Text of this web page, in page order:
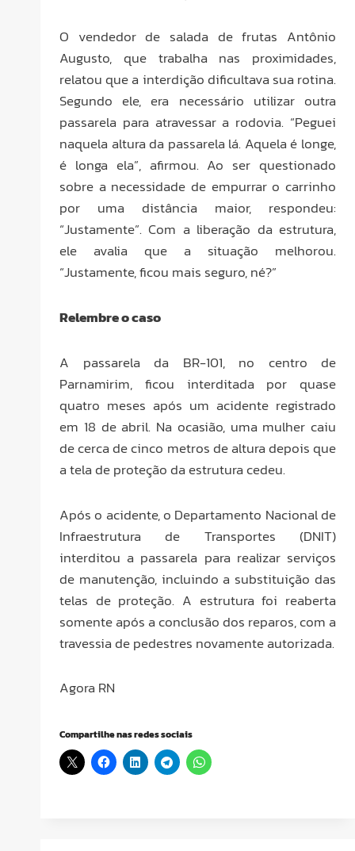
O vendedor de salada de frutas Antônio
Augusto, que trabalha nas proximidades,
relatou que a interdição dificultava sua rotina.
Segundo ele, era necessário utilizar outra
passarela para atravessar a rodovia. “Peguei
naquela altura da passarela lá. Aquela é longe,
é longa ela”, afirmou. Ao ser questionado
sobre a necessidade de empurrar o carrinho
por uma distância maior, respondeu:
“Justamente”. Com a liberação da estrutura,
ele avalia que a situação melhorou.
“Justamente, ficou mais seguro, né?”
Relembre o caso
A passarela da BR-101, no centro de
Parnamirim, ficou interditada por quase
quatro meses após um acidente registrado
em 18 de abril. Na ocasião, uma mulher caiu
de cerca de cinco metros de altura depois que
a tela de proteção da estrutura cedeu.
Após o acidente, o Departamento Nacional de
Infraestrutura de Transportes (DNIT)
interditou a passarela para realizar serviços
de manutenção, incluindo a substituição das
telas de proteção. A estrutura foi reaberta
somente após a conclusão dos reparos, com a
travessia de pedestres novamente autorizada.
Agora RN
Compartilhe nas redes sociais